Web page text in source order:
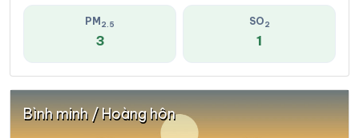
PM 2.5
3
SO2
1
Bình minh / Hoàng hôn